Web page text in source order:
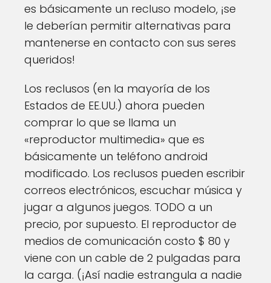
es básicamente un recluso modelo, ¡se
le deberían permitir alternativas para
mantenerse en contacto con sus seres
queridos!
Los reclusos (en la mayoría de los
Estados de EE.UU.) ahora pueden
comprar lo que se llama un
«reproductor multimedia» que es
básicamente un teléfono android
modificado. Los reclusos pueden escribir
correos electrónicos, escuchar música y
jugar a algunos juegos. TODO a un
precio, por supuesto. El reproductor de
medios de comunicación costo $ 80 y
viene con un cable de 2 pulgadas para
la carga. (¡Así nadie estrangula a nadie